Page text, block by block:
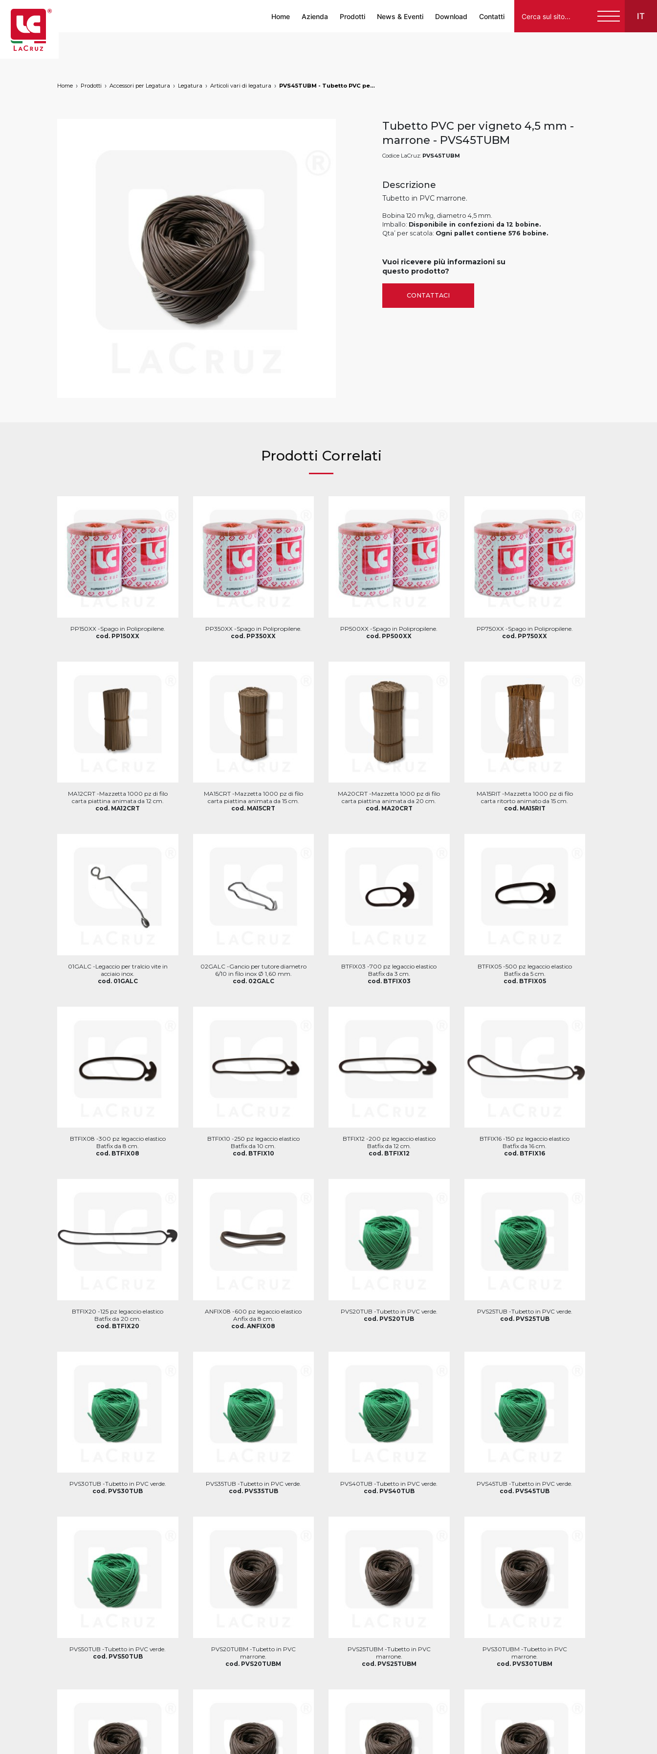
Home Azienda Prodotti News & Eventi Download Contatti IT
Home Prodotti Accessori per Legatura Legatura Articoli vari di legatura PVS45TUBM - Tubetto PVC per vigneto 4,5 mm - marrone, markets: []string{"A", "B", "AU"}
Tubetto PVC per vigneto 4,5 mm -
marrone - PVS45TUBM
Codice LaCruz: PVS45TUBM
Descrizione
Tubetto in PVC marrone.
Bobina 120 m/kg, diametro 4,5 mm.
Imballo: Disponibile in confezioni da 12 bobine.
Qta’ per scatola: Ogni pallet contiene 576 bobine.
Vuoi ricevere più informazioni su
questo prodotto?
CONTATTACI
Prodotti Correlati
PP150XX -Spago in Polipropilene.
cod. PP150XX
PP350XX -Spago in Polipropilene.
cod. PP350XX
PP500XX -Spago in Polipropilene.
cod. PP500XX
PP750XX -Spago in Polipropilene.
cod. PP750XX
MA12CRT -Mazzetta 1000 pz di filo
carta piattina animata da 12 cm.
cod. MA12CRT
MA15CRT -Mazzetta 1000 pz di filo
carta piattina animata da 15 cm.
cod. MA15CRT
MA20CRT -Mazzetta 1000 pz di filo
carta piattina animata da 20 cm.
cod. MA20CRT
MA15RIT -Mazzetta 1000 pz di filo
carta ritorto animato da 15 cm.
cod. MA15RIT
01GALC -Legaccio per tralcio vite in
acciaio inox.
cod. 01GALC
02GALC -Gancio per tutore diametro
6/10 in filo inox Ø 1,60 mm.
cod. 02GALC
BTFIX03 -700 pz legaccio elastico
Batfix da 3 cm.
cod. BTFIX03
BTFIX05 -500 pz legaccio elastico
Batfix da 5 cm.
cod. BTFIX05
BTFIX08 -300 pz legaccio elastico
Batfix da 8 cm.
cod. BTFIX08
BTFIX10 -250 pz legaccio elastico
Batfix da 10 cm.
cod. BTFIX10
BTFIX12 -200 pz legaccio elastico
Batfix da 12 cm.
cod. BTFIX12
BTFIX16 -150 pz legaccio elastico
Batfix da 16 cm.
cod. BTFIX16
BTFIX20 -125 pz legaccio elastico
Batfix da 20 cm.
cod. BTFIX20
ANFIX08 -600 pz legaccio elastico
Anfix da 8 cm.
cod. ANFIX08
PVS20TUB -Tubetto in PVC verde.
cod. PVS20TUB
PVS25TUB -Tubetto in PVC verde.
cod. PVS25TUB
PVS30TUB -Tubetto in PVC verde.
cod. PVS30TUB
PVS35TUB -Tubetto in PVC verde.
cod. PVS35TUB
PVS40TUB -Tubetto in PVC verde.
cod. PVS40TUB
PVS45TUB -Tubetto in PVC verde.
cod. PVS45TUB
PVS50TUB -Tubetto in PVC verde.
cod. PVS50TUB
PVS20TUBM -Tubetto in PVC
marrone.
cod. PVS20TUBM
PVS25TUBM -Tubetto in PVC
marrone.
cod. PVS25TUBM
PVS30TUBM -Tubetto in PVC
marrone.
cod. PVS30TUBM